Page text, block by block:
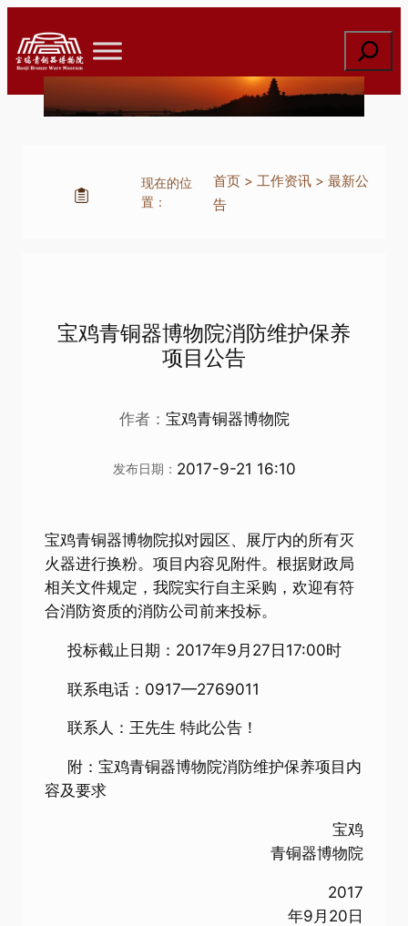
至
内
索
现在的位
置：
首页> 工作资讯> 最新公
告
宝鸡青铜器博物院消防维护保养
项目公告
作者： 宝鸡青铜器博物院
发布日期： 2017-9-21 16:10
宝鸡青铜器博物院拟对园区、展厅内的所有灭
火器进行换粉。项目内容见附件。根据财政局
相关文件规定，我院实行自主采购，欢迎有符
合消防资质的消防公司前来投标。
投标截止日期：2017年9月27日17:00时
联系电话：0917—2769011
联系人：王先生 特此公告！
附：宝鸡青铜器博物院消防维护保养项目内
容及要求
宝鸡
青铜器博物院
2017
年9月20日